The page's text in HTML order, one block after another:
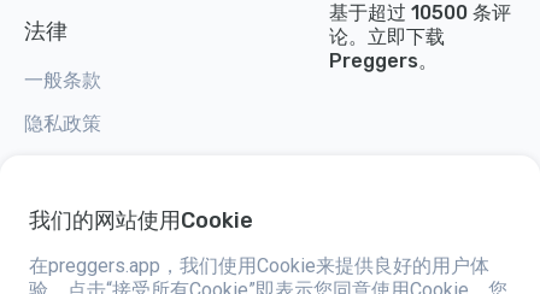
法律
一般条款
隐私政策
基于超过 10500 条评
论。立即下载
Preggers。
我们的网站使用Cookie
在preggers.app，我们使用Cookie来提供良好的用户体